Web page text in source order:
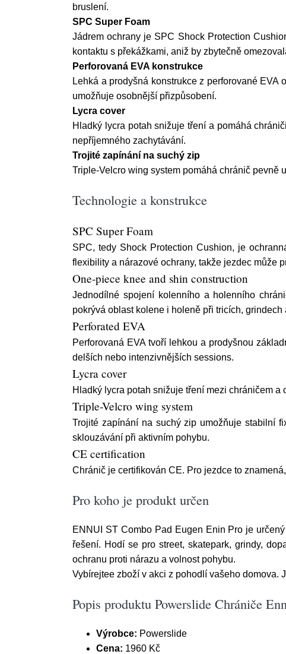
bruslení.
SPC Super Foam
Jádrem ochrany je SPC Shock Protection
kontaktu s překážkami, aniž by zbytečně
Perforovaná EVA konstrukce
Lehká a prodyšná konstrukce z perforované
umožňuje osobnější přizpůsobení.
Lycra cover
Hladký lycra potah snižuje tření a pomáhá
nepříjemného zachytávání.
Trojité zapínání na suchý zip
Triple-Velcro wing system pomáhá chránič pevně
Technologie a konstrukce
SPC Super Foam
SPC, tedy Shock Protection Cushion, je
flexibility a nárazové ochrany, takže jezdec může
One-piece knee and shin construction
Jednodílné spojení kolenního a holenního
pokrývá oblast kolene i holeně při tricích, grindech
Perforated EVA
Perforovaná EVA tvoří lehkou a prodyšnou
delších nebo intenzivnějších sessions.
Lycra cover
Hladký lycra potah snižuje tření mezi chráničem
Triple-Velcro wing system
Trojité zapínání na suchý zip umožňuje stabilní
sklouzávání při aktivním pohybu.
CE certification
Chránič je certifikován CE. Pro jezdce to
Pro koho je produkt určen
ENNUI ST Combo Pad Eugen Enin Pro je
řešení. Hodí se pro street, skatepark, grindy,
ochranu proti nárazu a volnost pohybu.
Vybírejtee zboží v akci z pohodlí vašeho domova.
Popis produktu Powerslide Chrániče
Výrobce: Powerslide
Cena: 1960 Kč